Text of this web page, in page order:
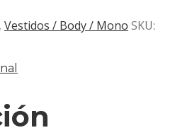
, Vestidos / Body / Mono SKU: